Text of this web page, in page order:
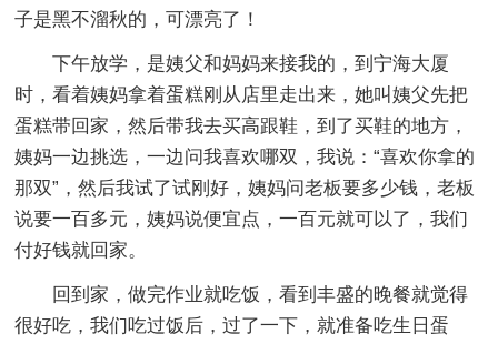
子是黑不溜秋的，可漂亮了！
下午放学，是姨父和妈妈来接我的，到宁海大厦
时，看着姨妈拿着蛋糕刚从店里走出来，她叫姨父先把
蛋糕带回家，然后带我去买高跟鞋，到了买鞋的地方，
姨妈一边挑选，一边问我喜欢哪双，我说：“喜欢你拿的
那双”，然后我试了试刚好，姨妈问老板要多少钱，老板
说要一百多元，姨妈说便宜点，一百元就可以了，我们
付好钱就回家。
回到家，做完作业就吃饭，看到丰盛的晚餐就觉得
很好吃，我们吃过饭后，过了一下，就准备吃生日蛋